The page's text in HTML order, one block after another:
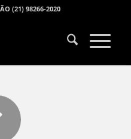
(21) 98266-2020